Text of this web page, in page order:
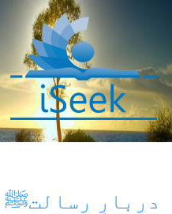
دربارِ رسالتﷺ